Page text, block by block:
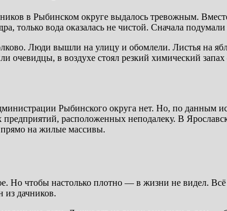
в Рыбинском округе выдалось тревожным.
только вода оказалась не чистой. Сначала
Люди вышли на улицу и обомлели. Листья на
очевидцы, в воздухе стоял резкий химический
Рыбинского округа нет. Но, по данным
расположенных неподалеку. В
прямо на жилые массивы.
Но чтобы настолько плотно — в жизни не видел.
из дачников.